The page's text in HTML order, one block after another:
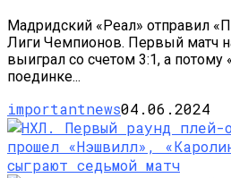
Мадридский «Реал» отправил
Лиги Чемпионов. Первый матч
выиграл со счетом 3:1, а
поединке...
importantnews04.06.2024